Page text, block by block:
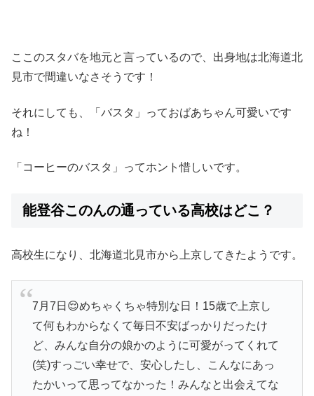
ここのスタバを地元と言っているので、出身地は北海道北
見市で間違いなさそうです！
それにしても、「バスタ」っておばあちゃん可愛いです
ね！
「コーヒーのバスタ」ってホント惜しいです。
能登谷このんの通っている高校はどこ？
高校生になり、北海道北見市から上京してきたようです。
7月7日😌めちゃくちゃ特別な日！15歳で上京し
て何もわからなくて毎日不安ばっかりだったけ
ど、みんな自分の娘かのように可愛がってくれて
(笑)すっごい幸せで、安心したし、こんなにあっ
たかいって思ってなかった！みんなと出会えてな